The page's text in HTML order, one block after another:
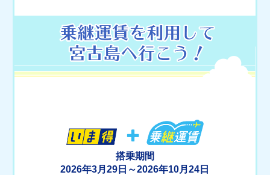
搭乗期間
2026年3月29日～2026年10月24日